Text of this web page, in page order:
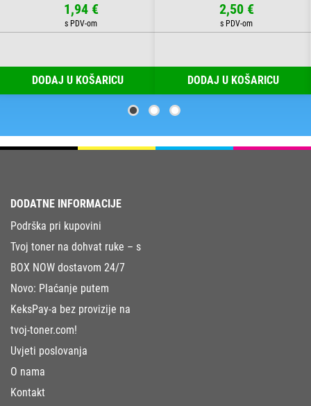
1,94 €
DODAJ U KOŠARICU
2,50 €
DODAJ U KOŠARICU
DODATNE INFORMACIJE
Podrška pri kupovini
Tvoj toner na dohvat ruke – s
BOX NOW dostavom 24/7
Novo: Plaćanje putem
KeksPay-a bez provizije na
tvoj-toner.com!
Uvjeti poslovanja
O nama
Kontakt